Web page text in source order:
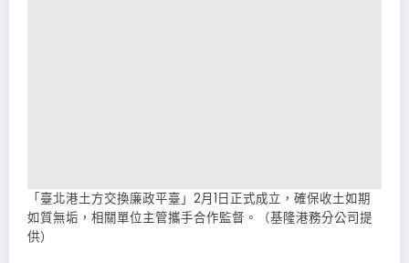
「臺北港土方交換廉政平臺」2月1日正式成立，確保收土如期
如質無垢，相關單位主管攜手合作監督。（基隆港務分公司提
供）